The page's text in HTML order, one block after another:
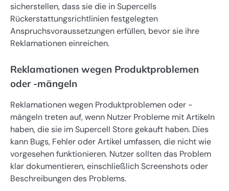
sicherstellen, dass sie die in Supercells
Rückerstattungsrichtlinien festgelegten
Anspruchsvoraussetzungen erfüllen, bevor sie ihre
Reklamationen einreichen.
Reklamationen wegen Produktproblemen
oder -mängeln
Reklamationen wegen Produktproblemen oder -
mängeln treten auf, wenn Nutzer Probleme mit Artikeln
haben, die sie im Supercell Store gekauft haben. Dies
kann Bugs, Fehler oder Artikel umfassen, die nicht wie
vorgesehen funktionieren. Nutzer sollten das Problem
klar dokumentieren, einschließlich Screenshots oder
Beschreibungen des Problems.